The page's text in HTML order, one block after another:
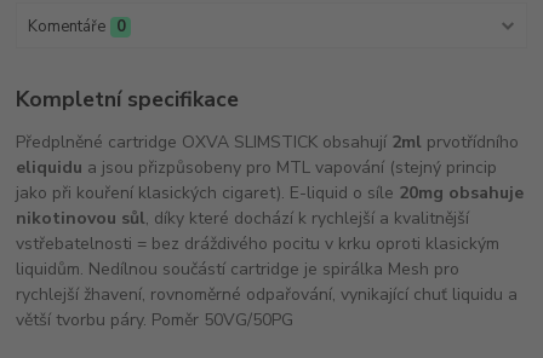
Komentáře 0
Kompletní specifikace
Předplněné cartridge OXVA SLIMSTICK obsahují 2ml prvotřídního
eliquidu a jsou přizpůsobeny pro MTL vapování (stejný princip
jako při kouření klasických cigaret). E-liquid o síle 20mg obsahuje
nikotinovou sůl, díky které dochází k rychlejší a kvalitnější
vstřebatelnosti = bez dráždivého pocitu v krku oproti klasickým
liquidům. Nedílnou součástí cartridge je spirálka Mesh pro
rychlejší žhavení, rovnoměrné odpařování, vynikající chuť liquidu a
větší tvorbu páry. Poměr 50VG/50PG